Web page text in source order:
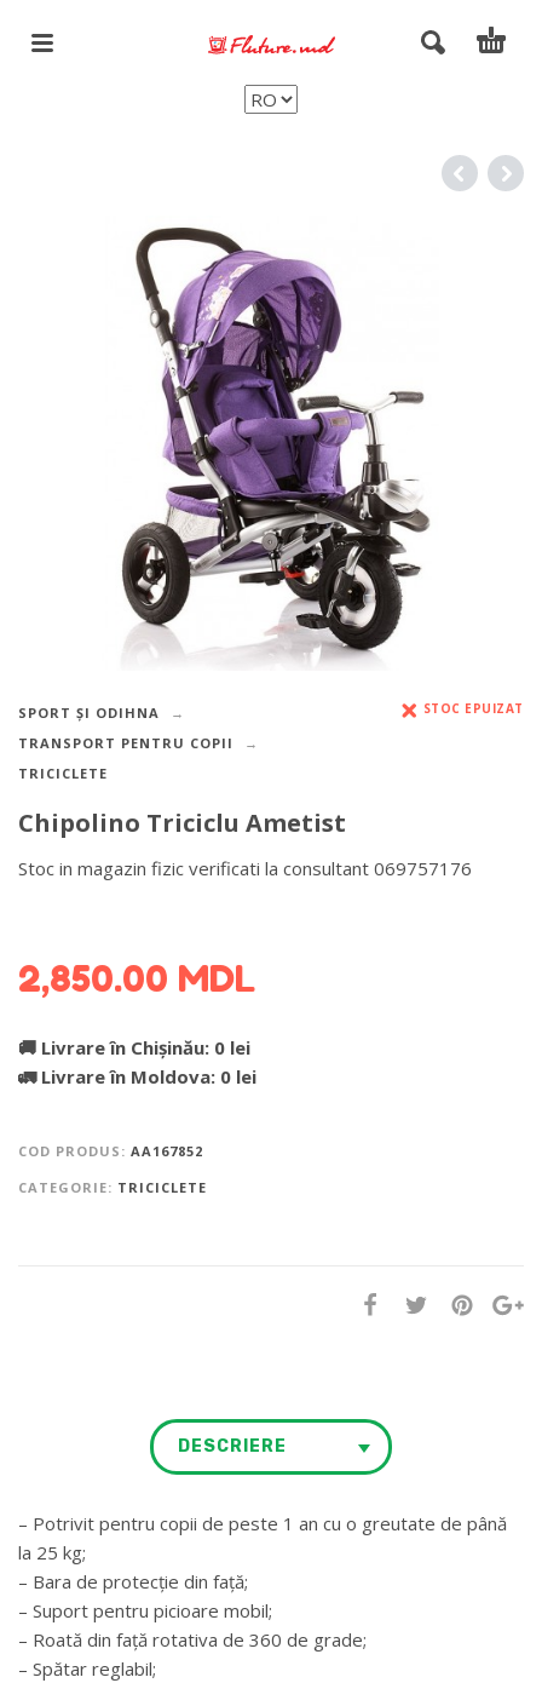
SPORT ȘI ODIHNA
TRANSPORT PENTRU COPII
TRICICLETE
STOC EPUIZAT
Chipolino Triciclu Ametist
Stoc in magazin fizic verificati la consultant 069757176
2,850.00 MDL
🚚 Livrare în Chișinău: 0 lei
🚛 Livrare în Moldova: 0 lei
COD PRODUS: AA167852
CATEGORIE: TRICICLETE
DESCRIERE
– Potrivit pentru copii de peste 1 an cu o greutate de până
la 25 kg;
– Bara de protecție din față;
– Suport pentru picioare mobil;
– Roată din față rotativa de 360 de grade;
– Spătar reglabil;